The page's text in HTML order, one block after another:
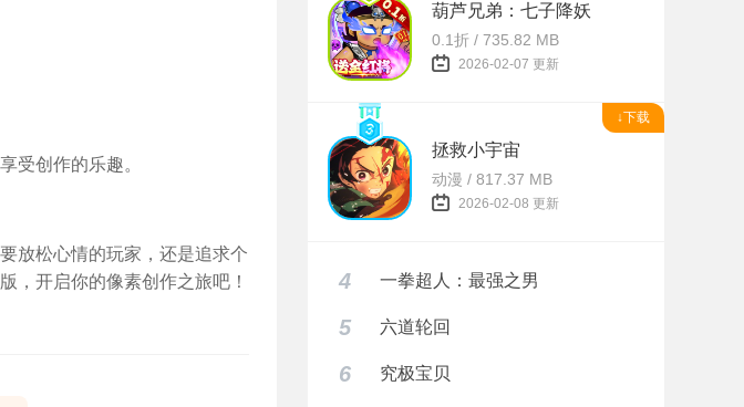
受创作的乐趣。
放松心情的玩家，还是追求个
，开启你的像素创作之旅吧！
葫芦兄弟：七子降妖
0.1折 / 735.82 MB
2026-02-07 更新
↓下载
拯救小宇宙
动漫 / 817.37 MB
2026-02-08 更新
4 一拳超人：最强之男
5 六道轮回
6 究极宝贝